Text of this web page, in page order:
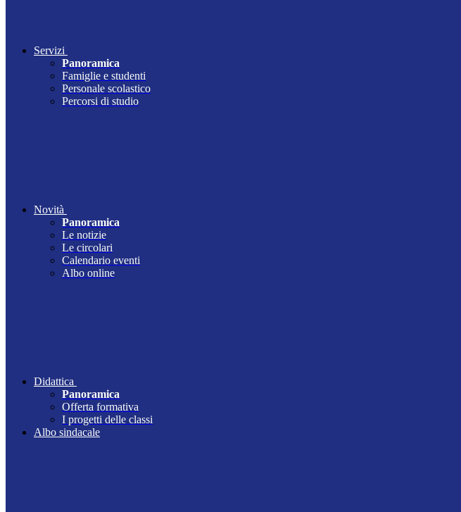
Servizi
Panoramica
Famiglie e studenti
Personale scolastico
Percorsi di studio
Novità
Panoramica
Le notizie
Le circolari
Calendario eventi
Albo online
Didattica
Panoramica
Offerta formativa
I progetti delle classi
Albo sindacale